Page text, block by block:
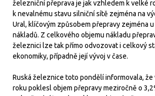
železniční přeprava je jak vzhledem k velké
k nevalnému stavu silniční sítě zejména na
Ural, klíčovým způsobem přepravy zejména
nákladů. Z celkového objemu nákladu
železnici lze tak přímo odvozovat i celkový
ekonomiky, případně její vývoj v čase.
Ruská železnice toto pondělí informovala,
roku poklesl objem přepravy meziročně o